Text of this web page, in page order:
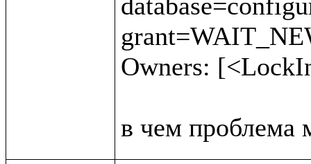
Owners: